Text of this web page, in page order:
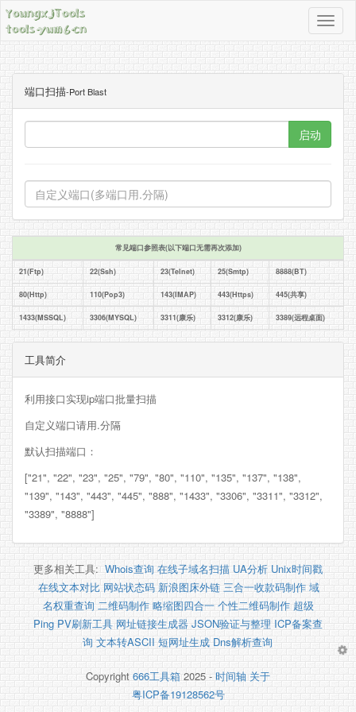
导
航
钮
端口扫描-Port Blast
启动
常见端口参照表(以下端口无需再次添加)
21(Ftp) 22(Ssh) 23(Telnet) 25(Smtp) 8888(BT)
80(Http) 110(Pop3) 143(IMAP) 443(Https) 445(共享)
1433(MSSQL) 3306(MYSQL) 3311(康乐) 3312(康乐) 3389(远程桌面)
工具简介
利用接口实现ip端口批量扫描
自定义端口请用.分隔
默认扫描端口：
["21", "22", "23", "25", "79", "80", "110", "135", "137", "138",
"139", "143", "443", "445", "888", "1433", "3306", "3311", "3312",
"3389", "8888"]
更多相关工具: Whois查询 在线子域名扫描 UA分析 Unix时间戳
在线文本对比 网站状态码 新浪图床外链 三合一收款码制作 域
名权重查询 二维码制作 略缩图四合一 个性二维码制作 超级
Ping PV刷新工具 网址链接生成器 JSON验证与整理 ICP备案查
询 文本转ASCII 短网址生成 Dns解析查询
Copyright 666工具箱 2025 - 时间轴 关于
粤ICP备19128562号